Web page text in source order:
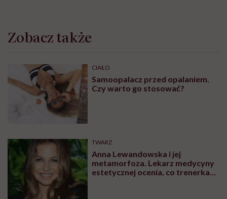
Zobacz także
CIAŁO
Samoopalacz przed opalaniem.
Czy warto go stosować?
TWARZ
Anna Lewandowska i jej
metamorfoza. Lekarz medycyny
estetycznej ocenia, co trenerka